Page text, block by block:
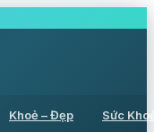
Khoẻ – Đẹp Sức